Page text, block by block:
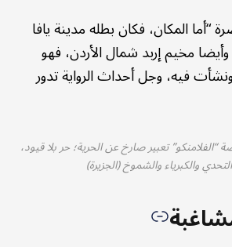
“أما المكان، فكان بطله مدينة يافا
مخيم إربد شمال الأردن، فهو
فيه، وجل أحداث الرواية تدور
تعبير صارخ عن الحرية؛ حر بلا قيود،
والكبرياء والشموخ (الجزيرة)